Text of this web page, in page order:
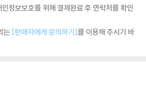
정보보호를 위해 결제완료 후 연락처를 확인
는 [판매자에게 문의하기]를 이용해 주시기 바